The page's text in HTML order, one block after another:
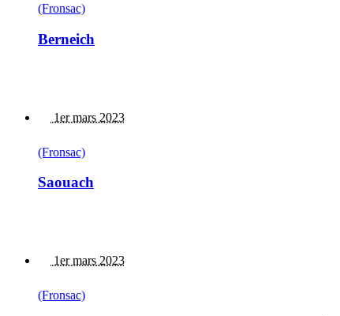
(Fronsac)
Berneich
1er mars 2023
(Fronsac)
Saouach
1er mars 2023
(Fronsac)